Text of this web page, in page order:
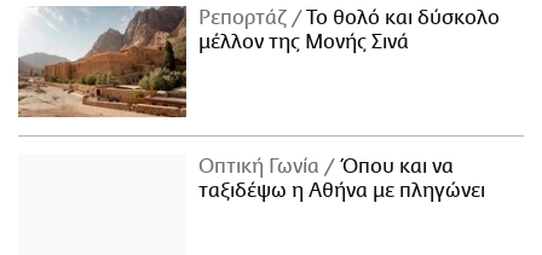
Ρεπορτάζ
Το θολό και δύσκολο
μέλλον της Μονής Σινά
Οπτική Γωνία
Όπου και να
ταξιδέψω η Αθήνα με πληγώνει